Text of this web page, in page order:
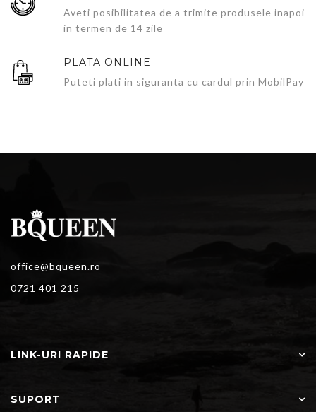
Aveti posibilitatea de a trimite produsele inapoi
in termen de 14 zile
PLATA ONLINE
Puteti plati in siguranta cu cardul prin MobilPay
office@bqueen.ro
0721 401 215
LINK-URI RAPIDE
SUPORT